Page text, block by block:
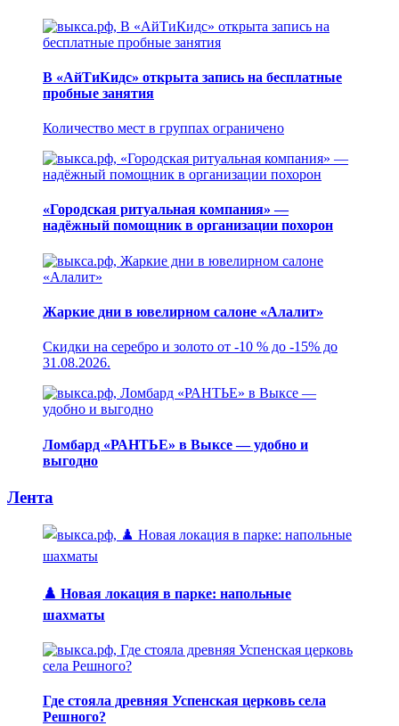
В «АйТиКидс» открыта запись на бесплатные
пробные занятия
Количество мест в группах ограничено
«Городская ритуальная компания» —
надёжный помощник в организации похорон
Жаркие дни в ювелирном салоне «Алалит»
Скидки на серебро и золото от -10 % до -15% до
31.08.2026.
Ломбард «РАНТЬЕ» в Выксе — удобно и
выгодно
Лента
♟️ Новая локация в парке: напольные
шахматы
Где стояла древняя Успенская церковь села
Решного?